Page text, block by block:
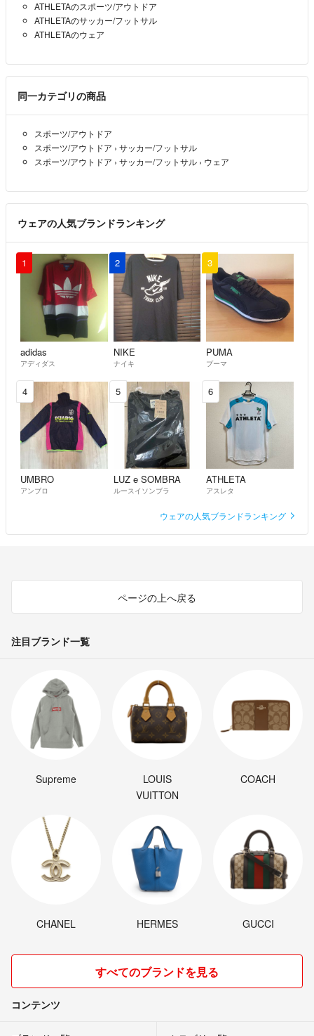
ATHLETAのスポーツ/アウトドア
ATHLETAのサッカー/フットサル
ATHLETAのウェア
同一カテゴリの商品
スポーツ/アウトドア
スポーツ/アウトドア › サッカー/フットサル
スポーツ/アウトドア › サッカー/フットサル › ウェア
ウェアの人気ブランドランキング
1
adidas
アディダス
2
NIKE
ナイキ
3
PUMA
プーマ
4
UMBRO
アンブロ
5
LUZ e SOMBRA
ルースイソンブラ
6
ATHLETA
アスレタ
ウェアの人気ブランドランキング
ページの上へ戻る
注目ブランド一覧
Supreme
LOUIS
VUITTON
COACH
CHANEL HERMES GUCCI
すべてのブランドを見る
コンテンツ